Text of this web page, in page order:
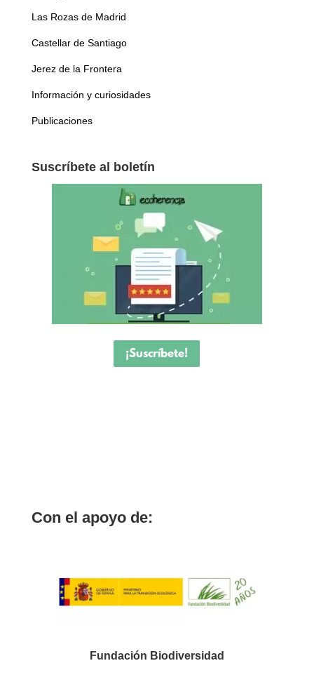
Las Rozas de Madrid
Castellar de Santiago
Jerez de la Frontera
Información y curiosidades
Publicaciones
Suscríbete al boletín
¡Suscríbete!
Con el apoyo de:
Fundación Biodiversidad